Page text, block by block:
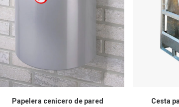
Papelera cenicero de pared
Cesta